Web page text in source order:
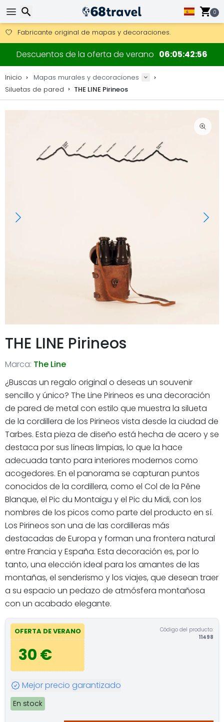
0
Envío DHL 1 día disponible.
30 días para devoluciones, 90 días para mapas de madera
Fabricante original de mapas y decoraciones.
Descuentos de la oferta de verano 06 05 42 56
Inicio
Mapas murales y decoraciones
Siluetas de pared
THE LINE Pirineos
THE LINE Pirineos
Marca: The Line
¿Buscas un regalo original o deseas un souvenir
sencillo y único? The Line Pirineos es una decoración
de pared de metal con estilo que muestra la silueta
de la cordillera de los Pirineos vista desde la ciudad de
Tarbes. Esta pieza de diseño está hecha de acero y se
destaca por sus líneas limpias, lo que la hace
adecuada tanto para interiores modernos como
acogedores. En el panorama se capturan puntos
conocidos de la cordillera, como el Col de la Pêne
Blanque, el Pic du Montaigu y el Pic du Midi, con los
nombres de los picos como parte del producto en sí.
Los Pirineos son una de las cordilleras más
destacadas de Europa y forman una frontera natural
entre Francia y España. Esta decoración es, por lo
tanto, una elección ideal para los amantes de las
montañas, el senderismo y los viajes, que desean traer
a su espacio un pedazo de atmósfera montañosa
con un acabado elegante.
OFERTA DE VERANO
30 €
Código del producto:
11498
Mejor precio garantizado
En stock
Buscar
Buscar